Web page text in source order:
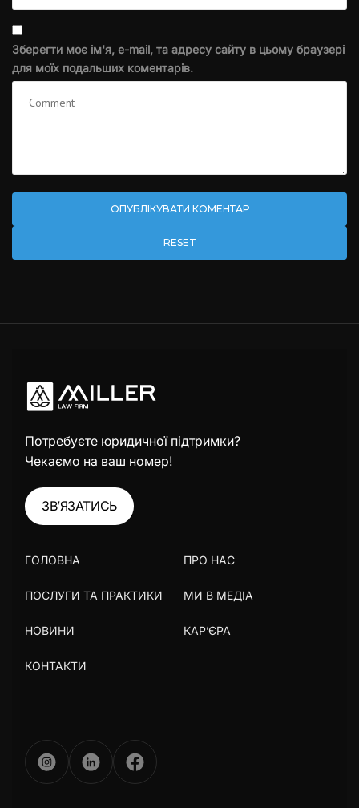
Зберегти моє ім'я, e-mail, та адресу сайту в цьому браузері
для моїх подальших коментарів.
RESET
Потребуєте юридичної підтримки?
Чекаємо на ваш номер!
ЗВ’ЯЗАТИСЬ
ГОЛОВНА ПРО НАС
ПОСЛУГИ ТА ПРАКТИКИ МИ В МЕДІА
НОВИНИ КАР’ЄРА
КОНТАКТИ